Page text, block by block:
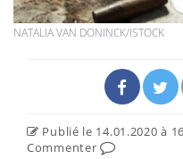
NATALIA VAN DONINCK/ISTOCK
Publié le 14.01.2020 à
Commenter